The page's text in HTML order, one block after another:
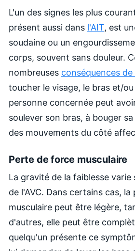
L'un des signes les plus
présent aussi dans l'AIT, est
soudaine ou un
corps, souvent sans douleur.
nombreuses conséquences de
toucher le visage, le bras et/ou
personne concernée peut
soulever son bras, à bouger
des mouvements du côté
Perte de force musculaire
La gravité de la faiblesse varie
de l'AVC. Dans certains cas,
musculaire peut être légère,
d'autres, elle peut être
quelqu'un présente ce